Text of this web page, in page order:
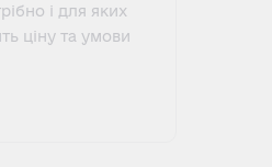
і для яких
ціну та умови